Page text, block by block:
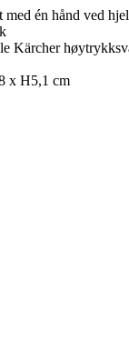
én hånd ved
Kärcher
x H5,1 cm